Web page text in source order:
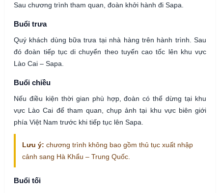
Sau chương trình tham quan, đoàn khởi hành đi Sapa.
Buổi trưa
Quý khách dùng bữa trưa tại nhà hàng trên hành trình. Sau
đó đoàn tiếp tục di chuyển theo tuyến cao tốc lên khu vực
Lào Cai – Sapa.
Buổi chiều
Nếu điều kiện thời gian phù hợp, đoàn có thể dừng tại khu
vực Lào Cai để tham quan, chụp ảnh tại khu vực biên giới
phía Việt Nam trước khi tiếp tục lên Sapa.
Lưu ý: chương trình không bao gồm thủ tục xuất nhập
cảnh sang Hà Khẩu – Trung Quốc.
Buổi tối